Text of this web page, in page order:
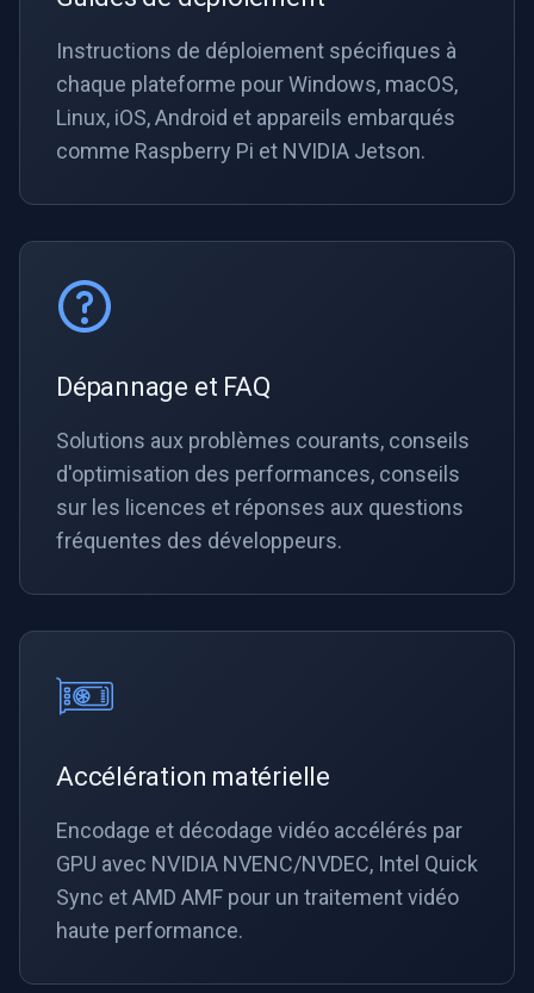
Instructions de déploiement spécifiques à
chaque plateforme pour Windows, macOS,
Linux, iOS, Android et appareils embarqués
comme Raspberry Pi et NVIDIA Jetson.
Dépannage et FAQ
Solutions aux problèmes courants, conseils
d'optimisation des performances, conseils
sur les licences et réponses aux questions
fréquentes des développeurs.
Accélération matérielle
Encodage et décodage vidéo accélérés par
GPU avec NVIDIA NVENC/NVDEC, Intel Quick
Sync et AMD AMF pour un traitement vidéo
haute performance.